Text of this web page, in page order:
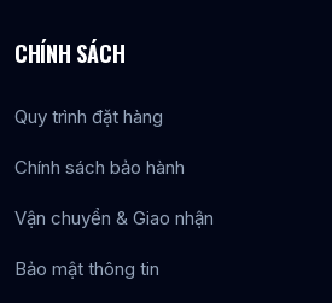
CHÍNH SÁCH
Quy trình đặt hàng
Chính sách bảo hành
Vận chuyển & Giao nhận
Bảo mật thông tin